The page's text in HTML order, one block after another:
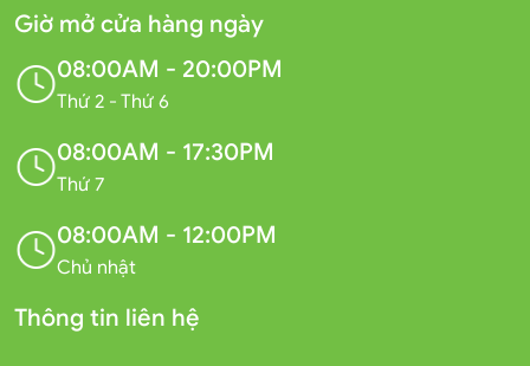
Giờ mở cửa hàng ngày
08:00AM - 20:00PM
Thứ 2 - Thứ 6
08:00AM - 17:30PM
Thứ 7
08:00AM - 12:00PM
Chủ nhật
Thông tin liên hệ